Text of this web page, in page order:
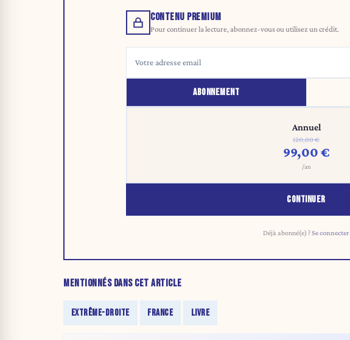
CONTENU PREMIUM
Pour continuer la lecture, abonnez-vous ou utilisez un crédit.
ABONNEMENT
Annuel
120,00 €
99,00 €
/an
CONTINUER
Déjà abonné(e) ?Se connecter
MENTIONNÉS DANS CET ARTICLE
EXTRÊME-DROITE FRANCE LIVRE